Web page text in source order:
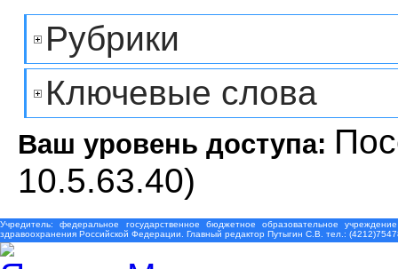
Рубрики
Ключевые слова
Ваш уровень доступа:
10.5.63.40)
Учредитель: федеральное государственное бюджетное образовательное
здравоохранения Российской Федерации. Главный редактор Путыгин С.В. тел.: